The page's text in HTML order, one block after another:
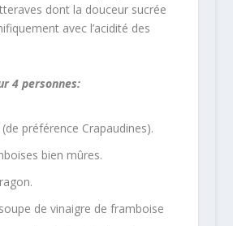
dont la douceur sucrée
avec l’acidité des
4 personnes:
préférence Crapaudines).
bien mûres.
de vinaigre de framboise